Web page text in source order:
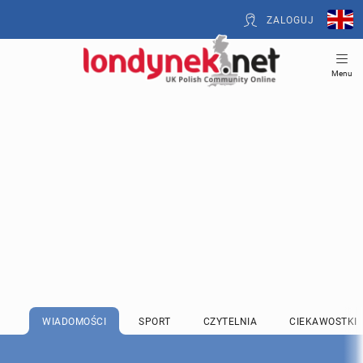
ZALOGUJ
Menu
WIADOMOŚCI SPORT CZYTELNIA CIEKAWOSTKI